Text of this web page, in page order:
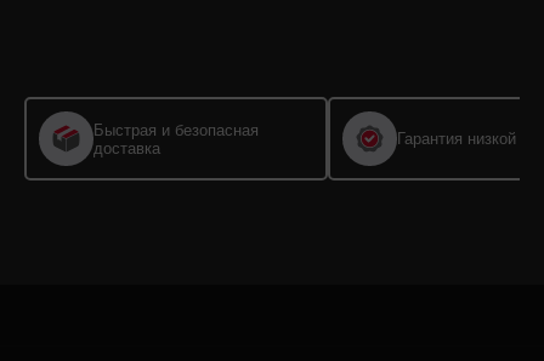
Быстрая и безопасная
доставка
Гарантия низкой